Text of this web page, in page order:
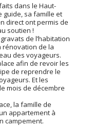
dans le Haut-
guide, sa famille et
direct ont permis de
soutien !
de l’habitation
rénovation de la
des voyageurs.
afin de revoir les
de reprendre le
Et les
mois de décembre
la famille de
appartement à
campement.